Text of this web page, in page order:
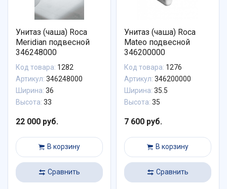
Унитаз (чаша) Roca
Meridian подвесной
346248000
Код товара: 1282
Артикул: 346248000
Ширина: 36
Высота: 33
22 000 руб.
В корзину
Сравнить
Унитаз (чаша) Roca
Mateo подвесной
346200000
Код товара: 1276
Артикул: 346200000
Ширина: 35.5
Высота: 35
7 600 руб.
В корзину
Сравнить